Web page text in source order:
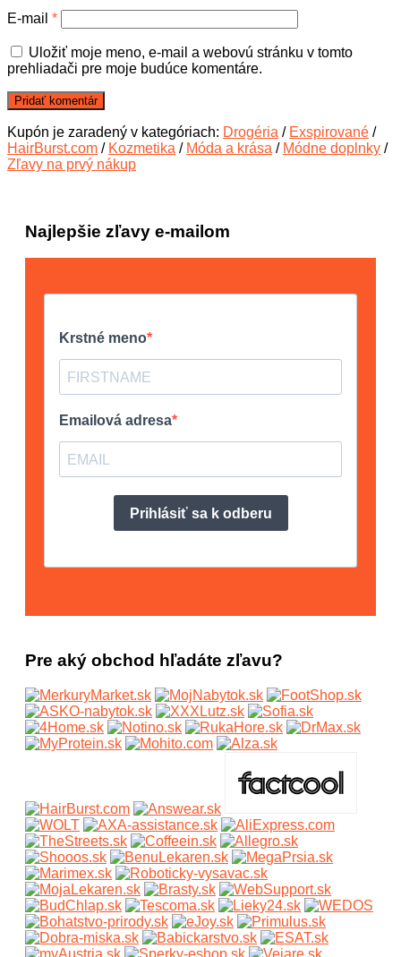
E-mail *
Uložiť moje meno, e-mail a webovú stránku v tomto
prehliadači pre moje budúce komentáre.
Kupón je zaradený v kategóriach: Drogéria / Exspirované /
HairBurst.com / Kozmetika / Móda a krása / Módne doplnky /
Zľavy na prvý nákup
Najlepšie zľavy e-mailom
Pre aký obchod hľadáte zľavu?